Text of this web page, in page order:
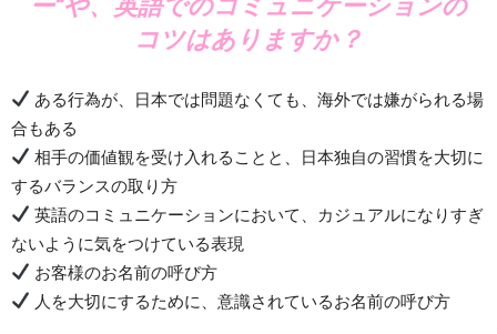
ー”や、英語でのコミュニケーションの
コツはありますか？
ある行為が、日本では問題なくても、海外では嫌がられる場
合もある
相手の価値観を受け入れることと、日本独自の習慣を大切に
するバランスの取り方
英語のコミュニケーションにおいて、カジュアルになりすぎ
ないように気をつけている表現
お客様のお名前の呼び方
人を大切にするために、意識されているお名前の呼び方